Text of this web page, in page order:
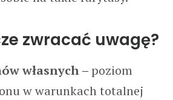
zwracać uwagę?
własnych – poziom
w warunkach totalnej